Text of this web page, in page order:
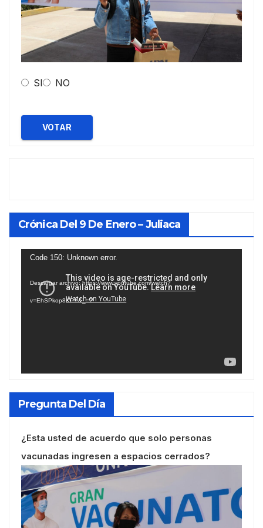
SI NO
VOTAR
Crónica Del 9 De Enero – Juliaca
Reproductor
vídeo
Code 150: Unknown error.
Descargar archivo: https://www.youtube.com/watch?
v=EhSPkop8KPY&_=2
Pregunta Del Día
¿Esta usted de acuerdo que solo personas
vacunadas ingresen a espacios cerrados?